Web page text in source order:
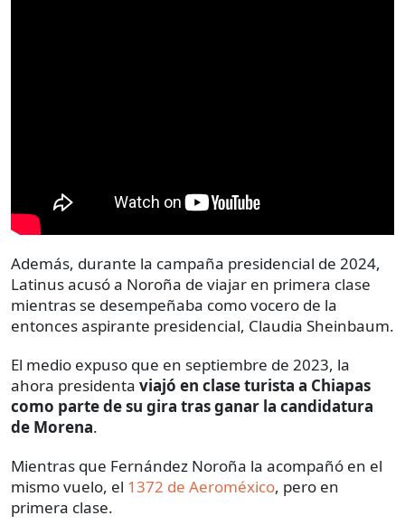
Además, durante la campaña presidencial de 2024,
Latinus acusó a Noroña de viajar en primera clase
mientras se desempeñaba como vocero de la
entonces aspirante presidencial, Claudia Sheinbaum.
El medio expuso que en septiembre de 2023, la
ahora presidenta viajó en clase turista a Chiapas
como parte de su gira tras ganar la candidatura
de Morena.
Mientras que Fernández Noroña la acompañó en el
mismo vuelo, el 1372 de Aeroméxico, pero en
primera clase.